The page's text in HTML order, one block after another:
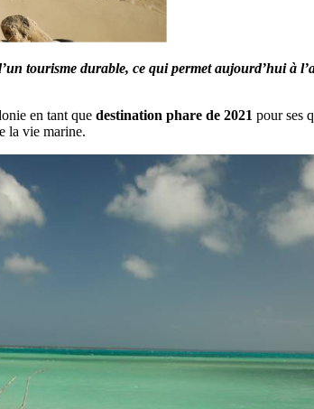
tourisme durable, ce qui permet aujourd’hui à
en tant que destination phare de 2021 pour ses
la vie marine.